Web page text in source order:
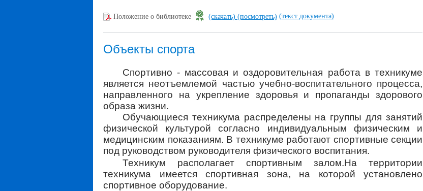
Положение о библиотеке (скачать) (посмотреть) (текст документа)
Объекты спорта
Спортивно - массовая и оздоровительная работа в техникуме
является неотъемлемой частью учебно-воспитательного процесса,
направленного на укрепление здоровья и пропаганды здорового
образа жизни.
Обучающиеся техникума распределены на группы для занятий
физической культурой согласно индивидуальным физическим и
медицинским показаниям. В техникуме работают спортивные секции
под руководством руководителя физического воспитания.
Техникум располагает спортивным залом.На территории
техникума имеется спортивная зона, на которой установлено
спортивное оборудование.